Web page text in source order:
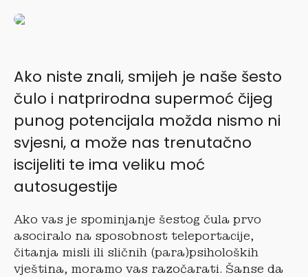
Ako niste znali, smijeh je naše šesto
čulo i natprirodna supermoć čijeg
punog potencijala možda nismo ni
svjesni, a može nas trenutačno
iscijeliti te ima veliku moć
autosugestije
Ako vas je spominjanje šestog čula prvo
asociralo na sposobnost teleportacije,
čitanja misli ili sličnih (para)psiholoških
vještina, moramo vas razočarati. Šanse da